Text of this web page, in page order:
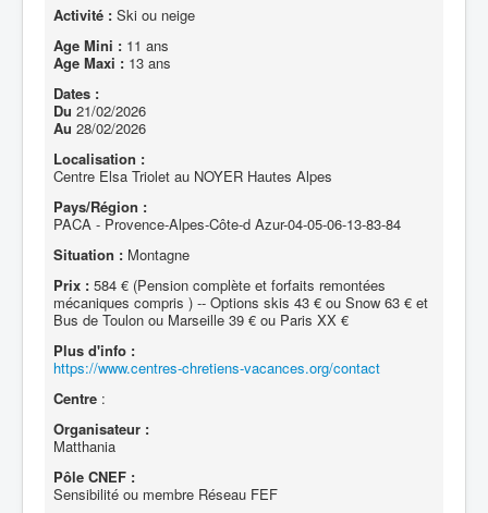
Activité : Ski ou neige
Age Mini : 11 ans
Age Maxi : 13 ans
Dates :
Du 21/02/2026
Au 28/02/2026
Localisation :
Centre Elsa Triolet au NOYER Hautes Alpes
Pays/Région :
PACA - Provence-Alpes-Côte-d Azur-04-05-06-13-83-84
Situation : Montagne
Prix : 584 € (Pension complète et forfaits remontées
mécaniques compris ) -- Options skis 43 € ou Snow 63 € et
Bus de Toulon ou Marseille 39 € ou Paris XX €
Plus d'info :
https://www.centres-chretiens-vacances.org/contact
Centre :
Organisateur :
Matthania
Pôle CNEF :
Sensibilité ou membre Réseau FEF